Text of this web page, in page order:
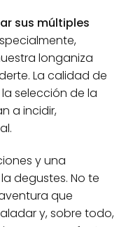
sus múltiples
longaniza
La calidad de
selección de la
a incidir,
y una
degustes. No te
que
y, sobre todo,